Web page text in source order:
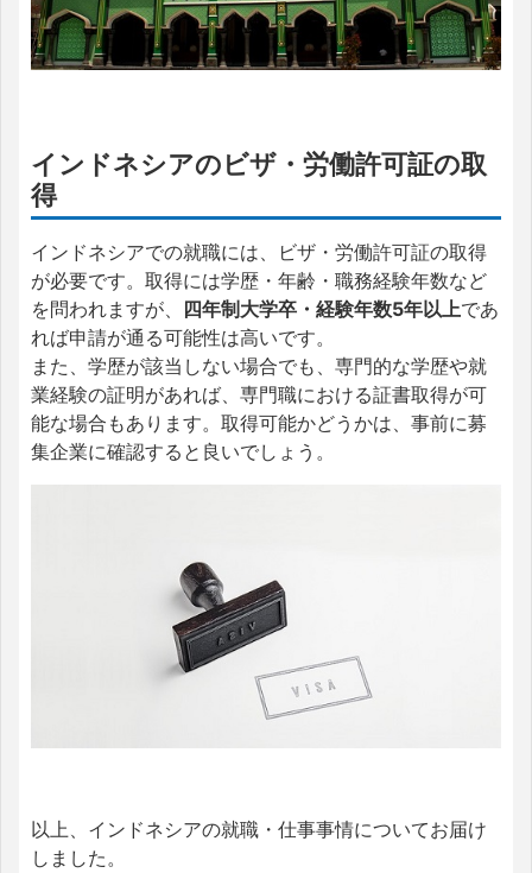
インドネシアのビザ・労働許可証の取
得
インドネシアでの就職には、ビザ・労働許可証の取得
が必要です。取得には学歴・年齢・職務経験年数など
を問われますが、 四年制大学卒・経験年数5年以上であ
れば申請が通る可能性は高いです。
また、学歴が該当しない場合でも、専門的な学歴や就
業経験の証明があれば、専門職における証書取得が可
能な場合もあります。取得可能かどうかは、事前に募
集企業に確認すると良いでしょう。
以上、インドネシアの就職・仕事事情についてお届け
しました。